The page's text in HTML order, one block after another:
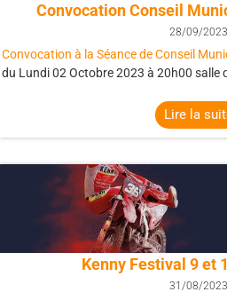
Convocation Conseil
28/09/2023
Convocation à la Séance de Conseil
du Lundi 02 Octobre 2023 à 20h00 salle
Lire la
Kenny Festival 9 et
31/08/2023